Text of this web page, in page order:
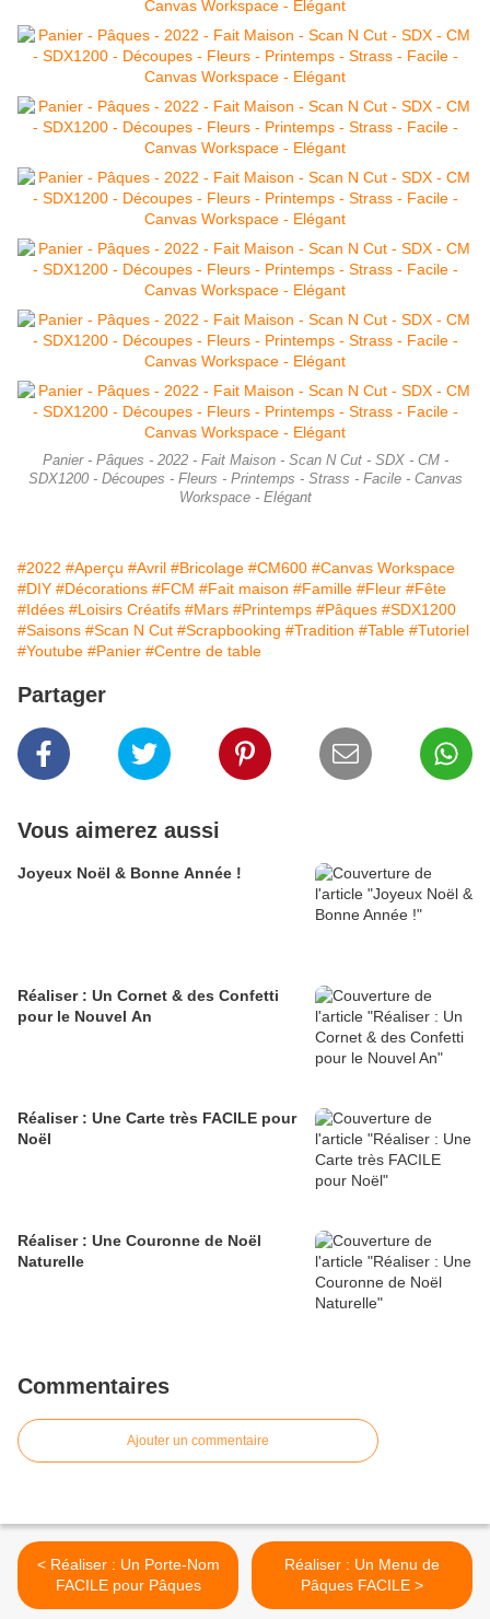
Panier - Pâques - 2022 - Fait Maison - Scan N Cut - SDX - CM -
SDX1200 - Découpes - Fleurs - Printemps - Strass - Facile - Canvas
Workspace - Elégant
#2022 #Aperçu #Avril #Bricolage #CM600 #Canvas Workspace
#DIY #Décorations #FCM #Fait maison #Famille #Fleur #Fête
#Idées #Loisirs Créatifs #Mars #Printemps #Pâques #SDX1200
#Saisons #Scan N Cut #Scrapbooking #Tradition #Table #Tutoriel
#Youtube #Panier #Centre de table
Partager
Vous aimerez aussi
Joyeux Noël & Bonne Année !
Réaliser : Un Cornet & des Confetti
pour le Nouvel An
Réaliser : Une Carte très FACILE pour
Noël
Réaliser : Une Couronne de Noël
Naturelle
Commentaires
Ajouter un commentaire
< Réaliser : Un Porte-Nom
FACILE pour Pâques
Réaliser : Un Menu de
Pâques FACILE >